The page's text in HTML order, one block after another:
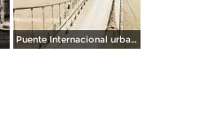
Puente Internacional urbano.